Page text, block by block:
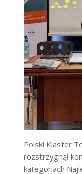
Polski Klaster
rozstrzygnął
kategoriach